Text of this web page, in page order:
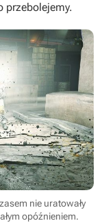
przebolejemy.
nie uratowały
opóźnieniem.